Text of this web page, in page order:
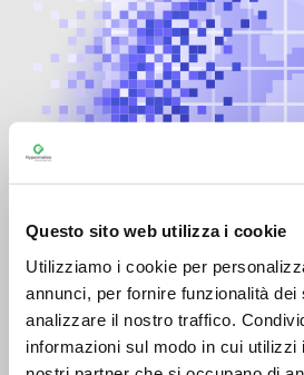
Questo sito web utilizza i cookie
Utilizziamo i cookie per
annunci, per fornire funzionalità dei
analizzare il nostro traffico.
informazioni sul modo in cui utilizzi